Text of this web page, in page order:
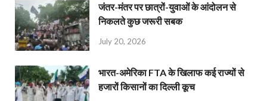
जंतर-मंतर पर छात्रों-युवाओं के आंदोलन से
निकलते कुछ जरूरी सबक
July 20, 2026
भारत-अमेरिका FTA के खिलाफ कई राज्यों से
हजारों किसानों का दिल्ली कूच